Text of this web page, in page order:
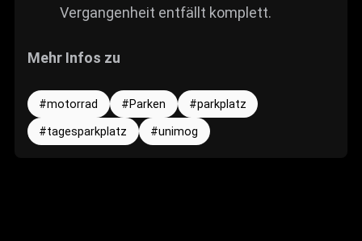
Vergangenheit entfällt komplett.
Mehr Infos zu
motorrad Parken
parkplatz
tagesparkplatz
unimog